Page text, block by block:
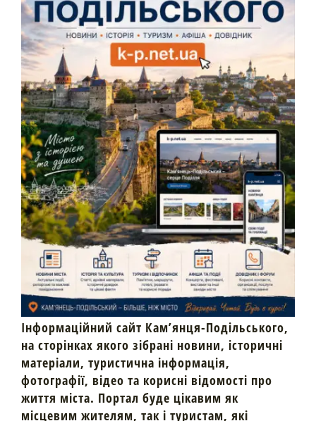
Інформаційний сайт Кам’янця-Подільського,
на сторінках якого зібрані новини, історичні
матеріали, туристична інформація,
фотографії, відео та корисні відомості про
життя міста. Портал буде цікавим як
місцевим жителям, так і туристам, які